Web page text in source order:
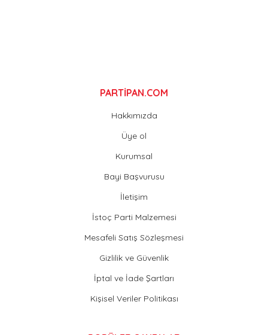
PARTİPAN.COM
Hakkımızda
Üye ol
Kurumsal
Bayi Başvurusu
İletişim
İstoç Parti Malzemesi
Mesafeli Satış Sözleşmesi
Gizlilik ve Güvenlik
İptal ve İade Şartları
Kişisel Veriler Politikası